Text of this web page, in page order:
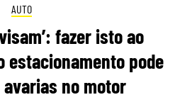
AUTO
fazer isto ao
estacionamento pode
no motor